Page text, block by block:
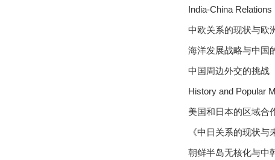
India-China Relations
中欧关系的现状与欧
海洋发展战略与中国
中国周边外交的挑战
History and Popular
美国和日本的区域合
《中日关系的现状与
朝鲜半岛无核化与中